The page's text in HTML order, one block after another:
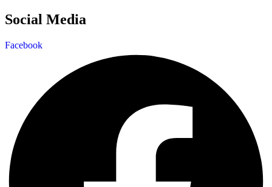
Social Media
Facebook